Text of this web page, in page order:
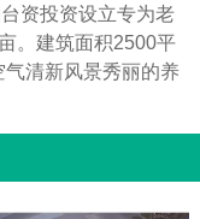
资投资设立专为老
。建筑面积2500平
清新风景秀丽的养